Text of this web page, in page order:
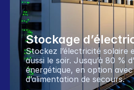
Stockage
Stockez l’électricité solaire
aussi le soir. Jusqu’à 80 %
énergétique, en option
d’alimentation de secours.